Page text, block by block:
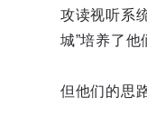
攻读视听系
城”培养了他
但他们的思